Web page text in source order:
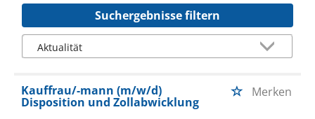
Suchergebnisse filtern
Kauffrau/-mann (m/w/d)
Disposition und Zollabwicklung
Merken